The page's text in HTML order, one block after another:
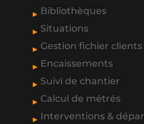
Bibliothèques
Situations
Gestion fichier clients
Encaissements
Suivi de chantier
Calcul de métrés
Interventions &